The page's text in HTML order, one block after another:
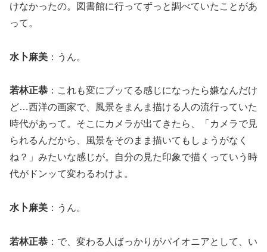
けなかったの。図書館に行ってずっと調べていたことがあ
って。
水卜麻美 ：うん。
若林正恭 ：これも変にブッてる感じになったら嫌なんだけ
ど…西洋の画家で、風景をまんま描ける人の流行っていた
時代があって。そこにカメラが出てきたら、「カメラで見
られるんだから、風景をそのまま描いてもしょうがなく
ね？」みたいな感じが。自分の見た印象で描くっていう時
代がドンッて変わるわけよ。
水卜麻美 ：うん。
若林正恭 ：で、変わる人ばっかりがパイオニアとして、い